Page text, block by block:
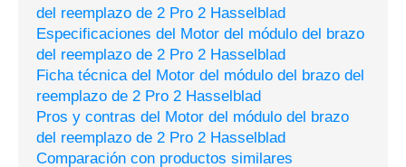
del reemplazo de 2 Pro 2 Hasselblad
Especificaciones del Motor del módulo del brazo
del reemplazo de 2 Pro 2 Hasselblad
Ficha técnica del Motor del módulo del brazo del
reemplazo de 2 Pro 2 Hasselblad
Pros y contras del Motor del módulo del brazo
del reemplazo de 2 Pro 2 Hasselblad
Comparación con productos similares